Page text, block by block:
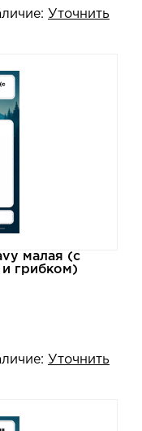
Уточнить
малая (с
грибком)
Уточнить